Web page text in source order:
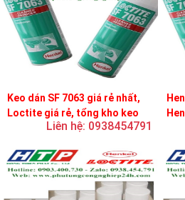
Keo dán SF 7063 giá rẻ nhất,
Loctite giá rẻ, tổng kho keo
Liên hệ: 0938454791